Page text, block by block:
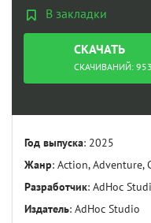
В закладки
СКАЧАТЬ
ТОРРЕНТ
СКАЧИВАНИЙ:
Год выпуска: 2025
Жанр: Action, Adventure,
Разработчик: AdHoc
Издатель: AdHoc Studio